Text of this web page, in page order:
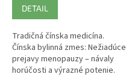
DETAIL
Tradičná čínska medicína.
Čínska bylinná zmes: Nežiadúce
prejavy menopauzy – návaly
horúčosti a výrazné potenie.